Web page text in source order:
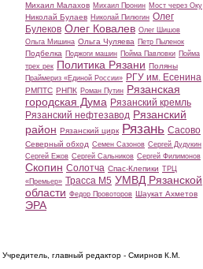
Михаил Малахов Михаил Пронин Мост через Оку
Николай Булаев Николай Пилюгин Олег
Булеков Олег Ковалев Олег Шишов
Ольга Мишина Ольга Чуляева Петр Пыленок
Подбелка Поджоги машин Пойма Павловки Пойма
трех рек Политика Рязани Поляны
Праймериз «Единой России» РГУ им. Есенина
РМПТС РНПК Роман Путин Рязанская
городская Дума Рязанский кремль
Рязанский нефтезавод Рязанский
район Рязанский цирк Рязань Сасово
Северный обход Семен Сазонов Сергей Дудукин
Сергей Ежов Сергей Сальников Сергей Филимонов
Скопин Солотча Спас-Клепики ТРЦ
«Премьер» Трасса М5 УМВД Рязанской
области Федор Провоторов Шаукат Ахметов
ЭРА
Учредитель, главный редактор - Смирнов К.М.